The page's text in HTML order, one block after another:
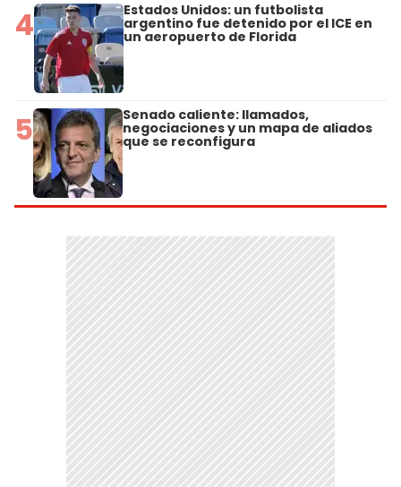
4 Estados Unidos: un futbolista
argentino fue detenido por el ICE en
un aeropuerto de Florida
5 Senado caliente: llamados,
negociaciones y un mapa de aliados
que se reconfigura